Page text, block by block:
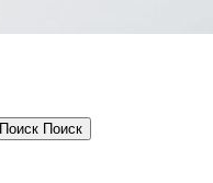
Поиск Поиск